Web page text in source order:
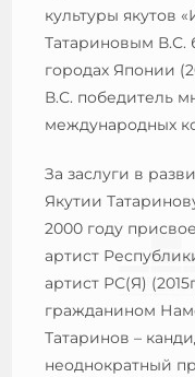
культуры якутов
Татариновым В.С.
городах Японии
В.С. победитель
международных
За заслуги в
Якутии
2000 году
артист
артист РС(Я)
гражданином
Татаринов –
неоднократный